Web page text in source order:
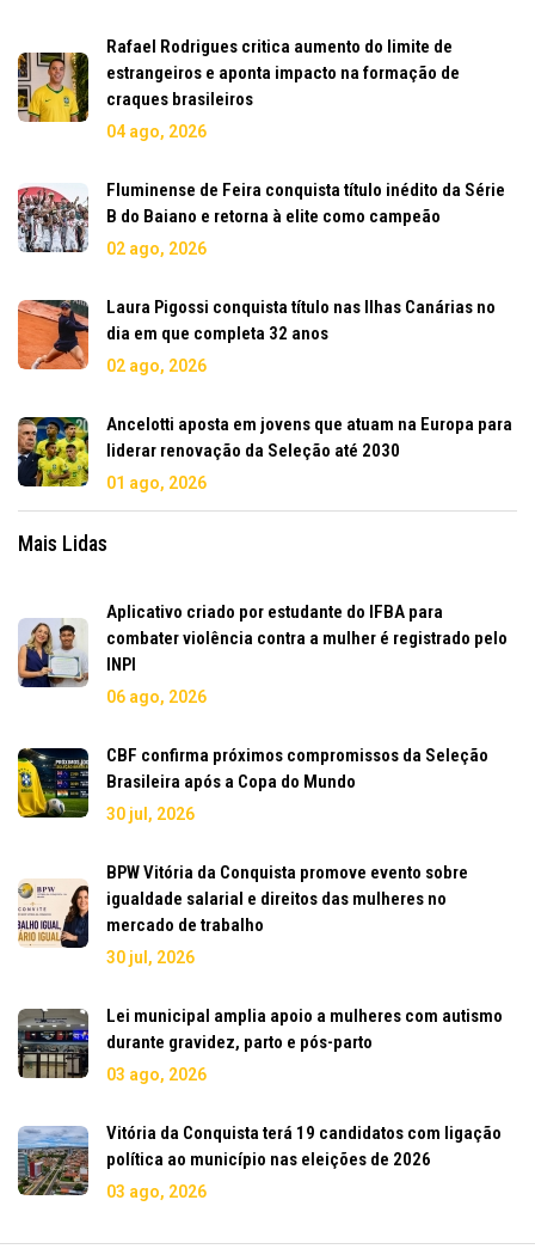
Rafael Rodrigues critica aumento do limite de
estrangeiros e aponta impacto na formação de
craques brasileiros
04 ago, 2026
Fluminense de Feira conquista título inédito da Série
B do Baiano e retorna à elite como campeão
02 ago, 2026
Laura Pigossi conquista título nas Ilhas Canárias no
dia em que completa 32 anos
02 ago, 2026
Ancelotti aposta em jovens que atuam na Europa para
liderar renovação da Seleção até 2030
01 ago, 2026
Mais Lidas
Aplicativo criado por estudante do IFBA para
combater violência contra a mulher é registrado pelo
INPI
06 ago, 2026
CBF confirma próximos compromissos da Seleção
Brasileira após a Copa do Mundo
30 jul, 2026
BPW Vitória da Conquista promove evento sobre
igualdade salarial e direitos das mulheres no
mercado de trabalho
30 jul, 2026
Lei municipal amplia apoio a mulheres com autismo
durante gravidez, parto e pós-parto
03 ago, 2026
Vitória da Conquista terá 19 candidatos com ligação
política ao município nas eleições de 2026
03 ago, 2026